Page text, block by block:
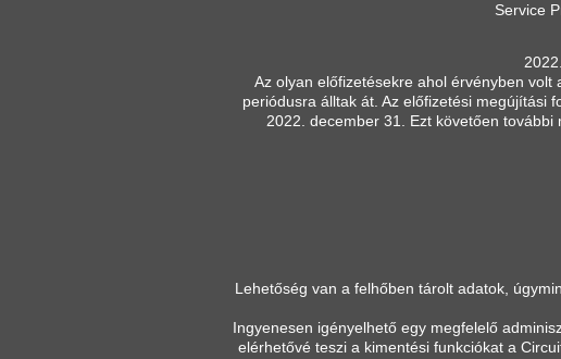
Service
Az olyan előfizetésekre ahol érvényben
periódusra álltak át. Az előfizetési megújítási
2022. december 31. Ezt követően
Lehetőség van a felhőben tárolt adatok,
Ingyenesen igényelhető egy megfelelő
elérhetővé teszi a kimentési funkciókat a